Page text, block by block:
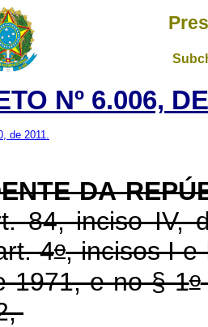
Nº 6.006,
de 2011.
DA
84, inciso IV,
4o, incisos I e
1971, e no § 1o